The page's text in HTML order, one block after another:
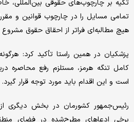
تکیه بر چارچوب‌های حقوقی بین‌المللی،
تمامی مسایل را در چارچوب قوانین و
هیچ مطالبه‌ای فراتر از احقاق حقوق مشروع
پزشکیان در همین راستا تأکید کرد:
کامل تنگه هرمز، مستلزم رفع محاصره
است و این اقدام باید مورد توجه قرار گیرد.
رئیس‌جمهور کشورمان در بخش دیگری
برخی ادعاهای مطرح‌شده در فضای